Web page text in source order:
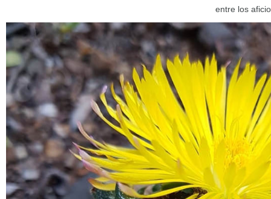
entre los